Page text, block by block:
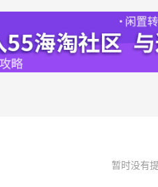
暂时没有